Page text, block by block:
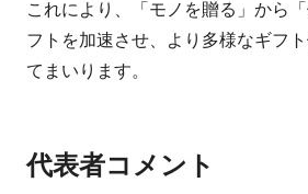
これにより、「モノを贈る」から
フトを加速させ、より多様なギフ
てまいります。
代表者コメント